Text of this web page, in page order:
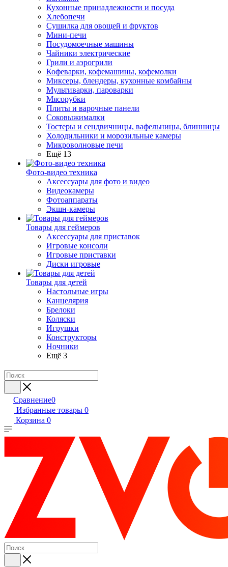
Кухонные принадлежности и посуда
Хлебопечи
Сушилка для овощей и фруктов
Мини-печи
Посудомоечные машины
Чайники электрические
Грили и аэрогрили
Кофеварки, кофемашины, кофемолки
Миксеры, блендеры, кухонные комбайны
Мультиварки, пароварки
Мясорубки
Плиты и варочные панели
Соковыжималки
Тостеры и сендвичницы, вафельницы, блинницы
Холодильники и морозильные камеры
Микроволновые печи
Ещё 13
Фото-видео техника
Аксессуары для фото и видео
Видеокамеры
Фотоаппараты
Экшн-камеры
Товары для геймеров
Аксессуары для приставок
Игровые консоли
Игровые приставки
Диски игровые
Товары для детей
Настольные игры
Канцелярия
Брелоки
Коляски
Игрушки
Конструкторы
Ночники
Ещё 3
Сравнение0
Избранные товары 0
Корзина 0